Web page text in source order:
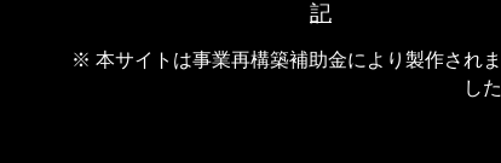
記
※ 本サイトは事業再構築補助金により製作されま
した